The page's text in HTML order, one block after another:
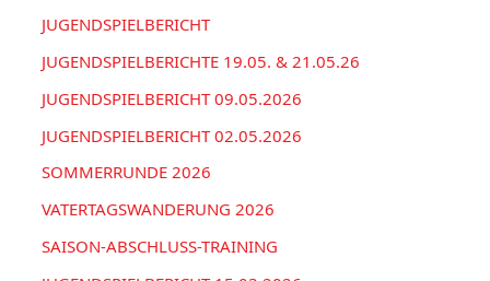
JUGENDSPIELBERICHT
JUGENDSPIELBERICHTE 19.05. & 21.05.26
JUGENDSPIELBERICHT 09.05.2026
JUGENDSPIELBERICHT 02.05.2026
SOMMERRUNDE 2026
VATERTAGSWANDERUNG 2026
SAISON-ABSCHLUSS-TRAINING